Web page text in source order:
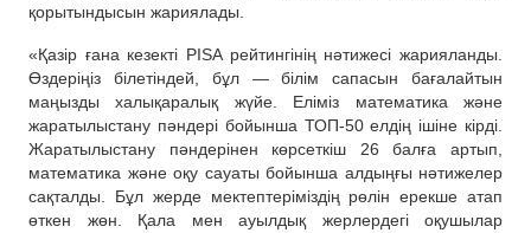
қорытындысын жариялады.
«Қазір ғана кезекті PISA рейтингінің нәтижесі жарияланды.
Өздеріңіз білетіндей, бұл — білім сапасын бағалайтын
маңызды халықаралық жүйе. Еліміз математика және
жаратылыстану пәндері бойынша ТОП-50 елдің ішіне кірді.
Жаратылыстану пәндерінен көрсеткіш 26 балға артып,
математика және оқу сауаты бойынша алдыңғы нәтижелер
сақталды. Бұл жерде мектептеріміздің рөлін ерекше атап
өткен жөн. Қала мен ауылдық жерлердегі оқушылар